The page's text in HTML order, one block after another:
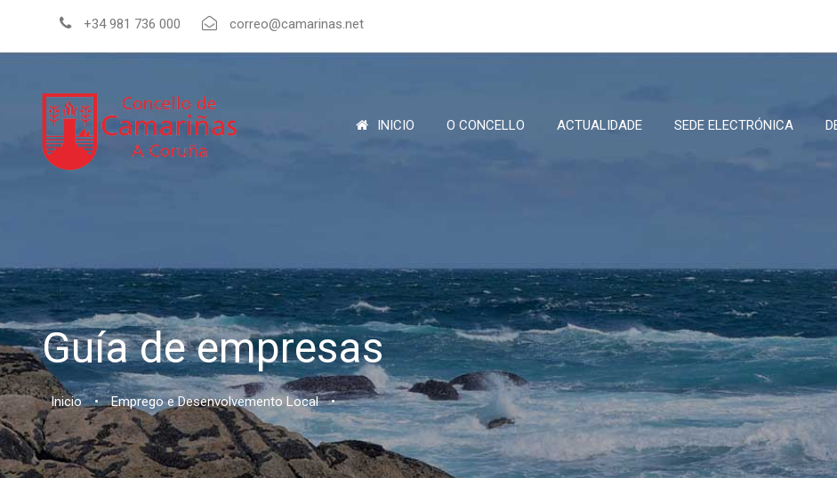
+34 981 736 000 correo@camarinas.net
INICIO O CONCELLO ACTUALIDADE SEDE ELECTRÓNICA
Guía de empresas
Inicio • Emprego e Desenvolvemento Local •